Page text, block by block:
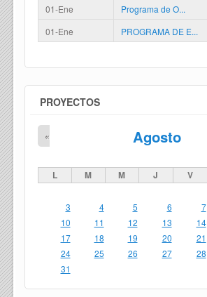
01-Ene
Programa de O...
01-Ene
PROGRAMA DE E...
PROYECTOS
Agosto
«
L M M J V
3
4 5 6 7
10
11 12 13 14
17
18 19 20 21
24
25 26 27 28
31